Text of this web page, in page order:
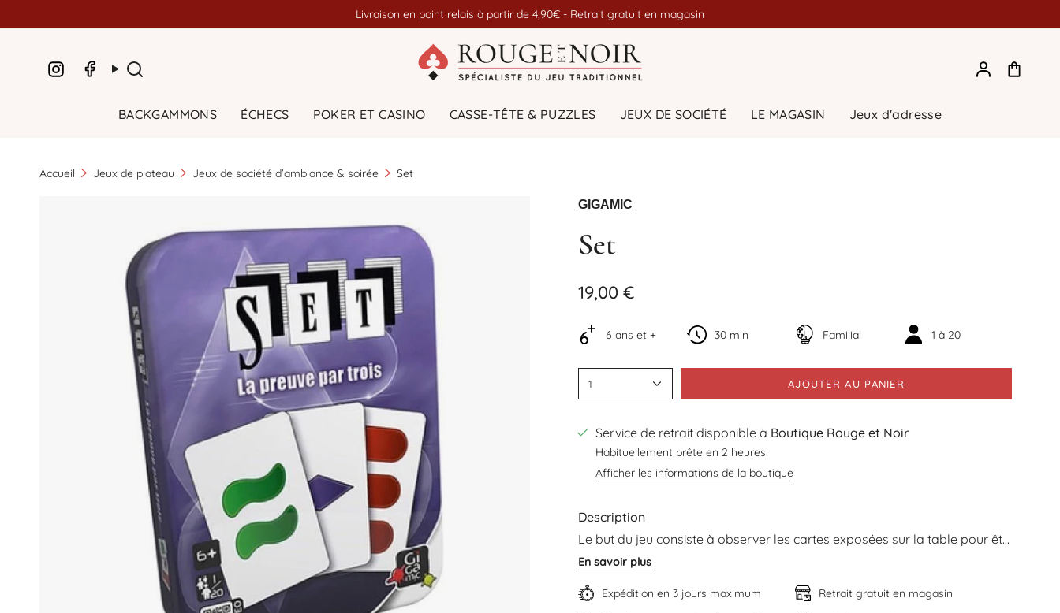
Livraison en point relais à partir de 4,90€ - Retrait gratuit en magasin
InstagramFacebook
Recherche Compte
BACKGAMMONS ÉCHECS POKER ET CASINO CASSE-TÊTE & PUZZLES JEUX DE SOCIÉTÉ LE MAGASIN Jeux d'adresse
Accueil Jeux de plateau Jeux de société d’ambiance & soirée Set
GIGAMIC
Set
19,00 €
6 ans et + 30 min Familial 1 à 20
1 AJOUTER AU PANIER
Service de retrait disponible à Boutique Rouge et Noir
Habituellement prête en 2 heures
Afficher les informations de la boutique
Description
Le but du jeu consiste à observer les cartes exposées sur la table pour êt...
En savoir plus
Expédition en 3 jours maximum
Retrait gratuit en magasin